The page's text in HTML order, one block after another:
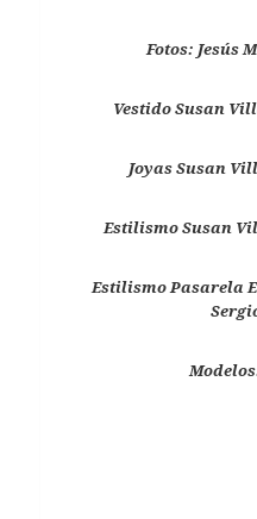
Fotos: Jesús
Vestido Susan
Joyas Susan
Estilismo Susan
Estilismo Pasarela